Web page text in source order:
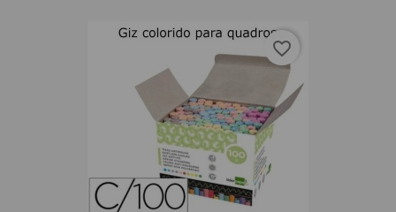
favorite_border